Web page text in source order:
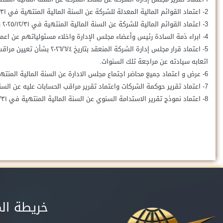
2- اعتماد القوائم المالية المعدلة للشركة عن السنة المالية المنتهية في ٢٠٢٤/١٢/٣١ وتقرير مراقب الحسابات عليها.
3- اعتماد القوائم المالية للشركة عن السنة المالية المنتهية في ۲۰۲٥/۱۲/۳۱ وتقرير مراقب حسابات الشركة عليها.
4- ابراء ذمة السادة رئيس وأعضاء مجلس الإدارة واخلاء مسئولياتهم عن اعمال الشركة عن السنة المالية المنتهية في ٢٠٢٥/١٢/٣١
اتعابه سيادته عن مراجعة تلك السنوات.
6- عرض و اعتماد جميع محاضر اجتماع مجلس الادارة عن السنة المالية المنتهية في ۲۰۲٥/۱۲/۳۱ و حتی تاریخ انعقاد الجمعية.
7- اعتماد تقرير حوكمة الشركات واعتماد تقرير مراقب الحسابات عليه عن السنة المالية المنتهية في ٢٠٢٥/١٢/٣١.
8- اعتماد نموذج تقرير الاستدامة السنوي عن السنة المالية المنتهية في ٢٠٢٥/١٢/٣١.
خريطة